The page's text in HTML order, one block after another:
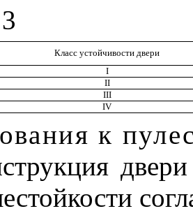
Класс устойчивости двери
I
II
III
IV
к